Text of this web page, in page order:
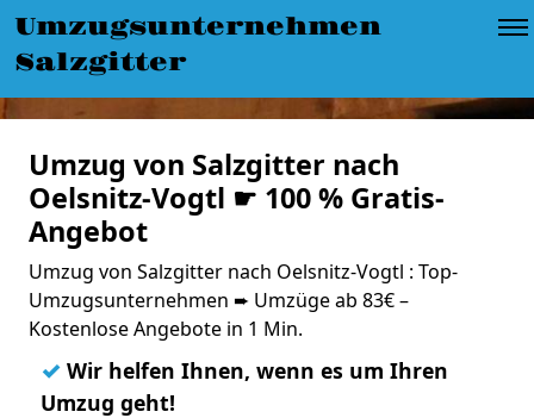
Umzugsunternehmen
Salzgitter
Umzug von Salzgitter nach
Oelsnitz-Vogtl ☛ 100 % Gratis-
Angebot
Umzug von Salzgitter nach Oelsnitz-Vogtl : Top-
Umzugsunternehmen ➨ Umzüge ab 83€ –
Kostenlose Angebote in 1 Min.
✓ Wir helfen Ihnen, wenn es um Ihren
Umzug geht!